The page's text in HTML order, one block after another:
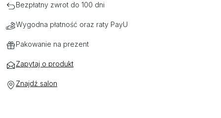
Bezpłatny zwrot do 100 dni
Wygodna płatność oraz raty PayU
Pakowanie na prezent
Zapytaj o produkt
Znajdź salon